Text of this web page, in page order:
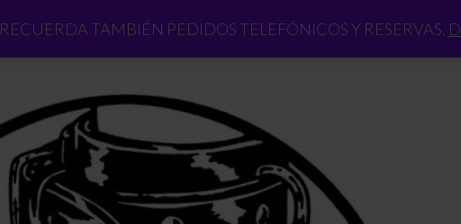
RECUERDA TAMBIÉN PEDIDOS TELEFÓNICOS Y RESERVAS.